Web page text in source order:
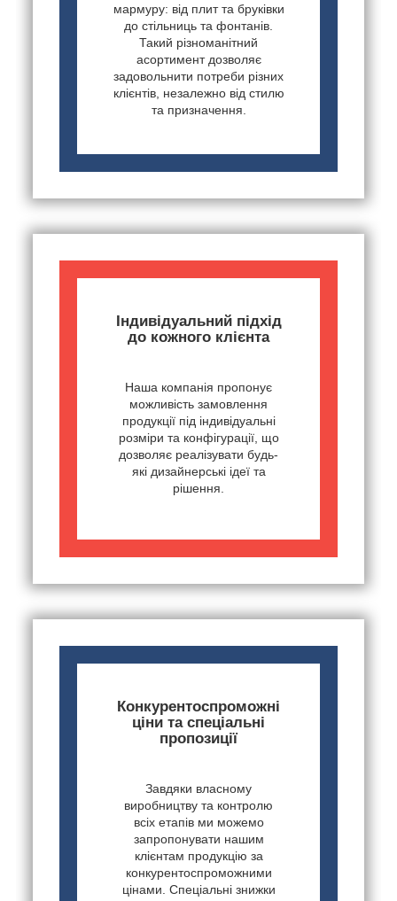
мармуру: від плит та бруківки
до стільниць та фонтанів.
Такий різноманітний
асортимент дозволяє
задовольнити потреби різних
клієнтів, незалежно від стилю
та призначення.
Індивідуальний підхід
до кожного клієнта
Наша компанія пропонує
можливість замовлення
продукції під індивідуальні
розміри та конфігурації, що
дозволяє реалізувати будь-
які дизайнерські ідеї та
рішення.
Конкурентоспроможні
ціни та спеціальні
пропозиції
Завдяки власному
виробництву та контролю
всіх етапів ми можемо
запропонувати нашим
клієнтам продукцію за
конкурентоспроможними
цінами. Спеціальні знижки